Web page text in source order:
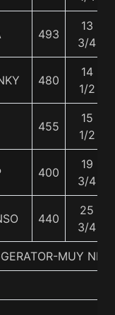
493
13
3/4
480
14
1/2
455
15
1/2
400
19
3/4
440
25
3/4
MUY